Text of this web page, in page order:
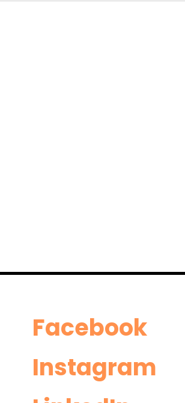
Astri Thuesen: Vår nye
HMS-leder bringer
Facebook
Instagram